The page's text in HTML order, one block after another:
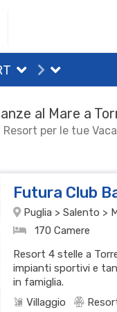
al Mare a
per le tue
Futura Club
Puglia > Salento >
170 Camere
Resort 4 stelle a
impianti sportivi e
in famiglia.
Villaggio